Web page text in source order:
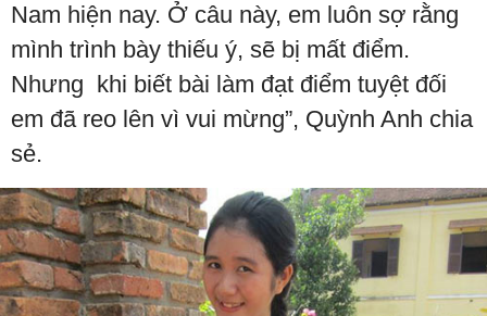
Nam hiện nay. Ở câu này, em luôn sợ rằng
mình trình bày thiếu ý, sẽ bị mất điểm.
Nhưng khi biết bài làm đạt điểm tuyệt đối
em đã reo lên vì vui mừng”, Quỳnh Anh chia
sẻ.